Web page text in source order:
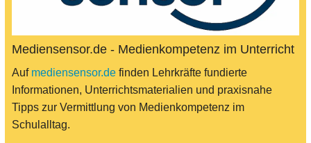
Mediensensor.de - Medienkompetenz im Unterricht
Auf mediensensor.de finden Lehrkräfte fundierte
Informationen, Unterrichtsmaterialien und praxisnahe
Tipps zur Vermittlung von Medienkompetenz im
Schulalltag.